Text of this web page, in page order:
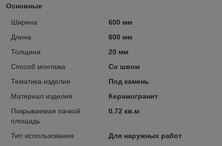
Основные
Ширина
600 мм
Длина
600 мм
Толщина
20 мм
Способ монтажа
Со швом
Тематика изделия
Под камень
Материал изделия
Керамогранит
Покрываемая пачкой
площадь
0.72 кв.м
Тип использования
Для наружных работ